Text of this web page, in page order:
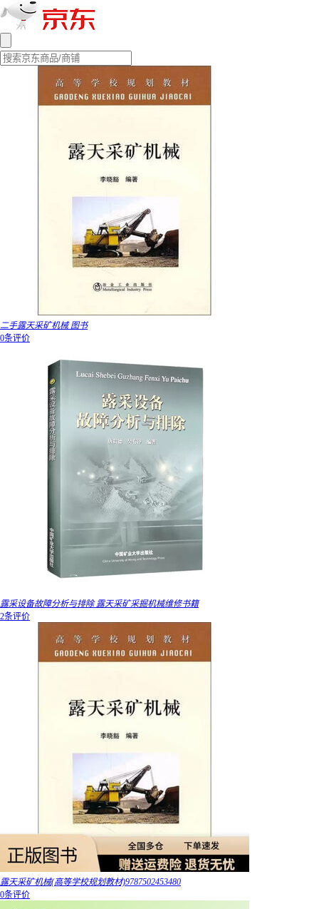
二手露天采矿机械 图书
0条评价
露采设备故障分析与排除 露天采矿采掘机械维修书籍
2条评价
露天采矿机械(高等学校规划教材)9787502453480
0条评价